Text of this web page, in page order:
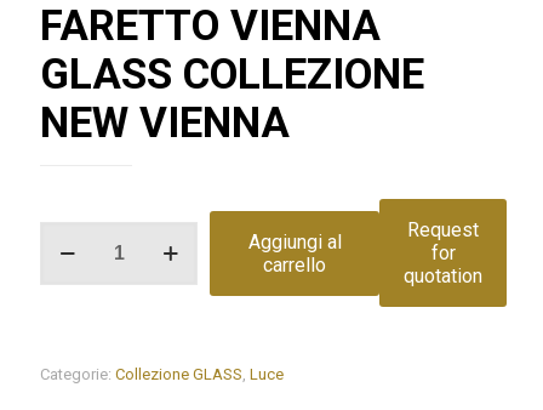
FARETTO VIENNA
GLASS COLLEZIONE
NEW VIENNA
VIENNA
quantità
Aggiungi al
carrello
Request
for
quotation
Categorie: Collezione GLASS, Luce